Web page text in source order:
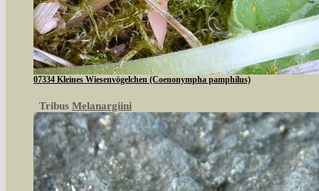
07334 Kleines Wiesenvögelchen (Coenonympha pamphilus)
Tribus Melanargiini